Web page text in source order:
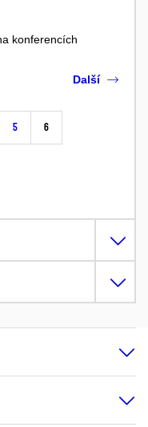
konferencích
5 6
Další